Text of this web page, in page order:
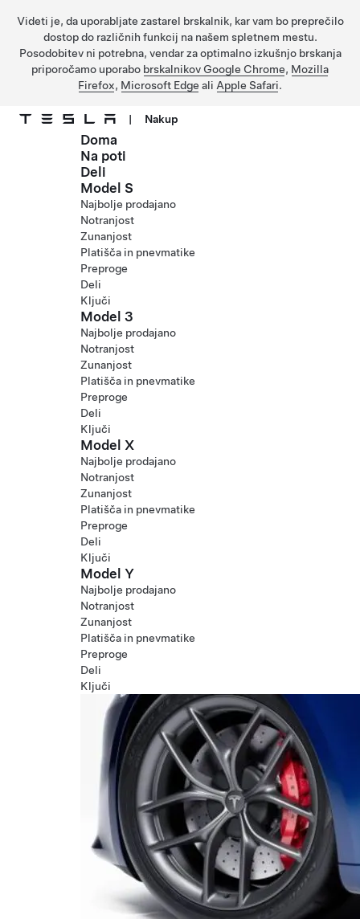
Videti je, da uporabljate zastarel brskalnik, kar vam bo preprečilo
dostop do različnih funkcij na našem spletnem mestu.
Posodobitev ni potrebna, vendar za optimalno izkušnjo brskanja
priporočamo uporabo brskalnikov Google Chrome, Mozilla
Firefox, Microsoft Edge ali Apple Safari.
Preskočite na glavno vsebino
| Nakup
Doma
Na poti
Deli
Model S
Najbolje prodajano
Notranjost
Zunanjost
Platišča in pnevmatike
Preproge
Deli
Ključi
Model 3
Najbolje prodajano
Notranjost
Zunanjost
Platišča in pnevmatike
Preproge
Deli
Ključi
Model X
Najbolje prodajano
Notranjost
Zunanjost
Platišča in pnevmatike
Preproge
Deli
Ključi
Model Y
Najbolje prodajano
Notranjost
Zunanjost
Platišča in pnevmatike
Preproge
Deli
Ključi